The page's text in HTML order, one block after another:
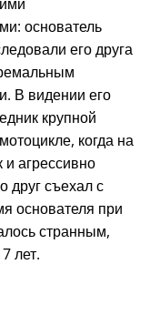
основатель
его друга
В видении его
крупной
когда на
агрессивно
друг съехал с
основателя при
странным,
лет.